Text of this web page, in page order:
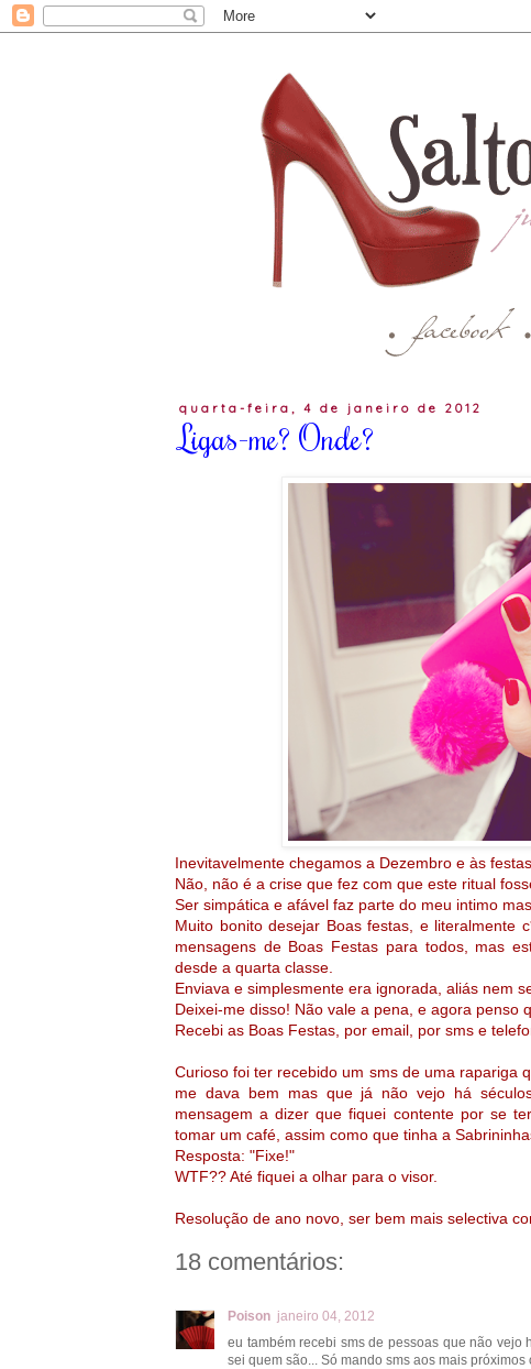
quarta-feira, 4 de janeiro de 2012
Ligas-me? Onde?
Inevitavelmente chegamos a Dezembro e às
Não, não é a crise que fez com que este ritual
Ser simpática e afável faz parte do meu intimo
Muito bonito desejar Boas festas, e literalmente
mensagens deBoas Festas para todos, mas
desde a quarta classe.
Enviava e simplesmente era ignorada, aliás nem
Deixei-me disso! Não vale a pena, e agora penso
Recebi as Boas Festas, por email, por sms e
Curioso foi ter recebido um sms de uma rapariga
me dava bem mas que já não vejo há
mensagem a dizer que fiquei contente por se
tomar um café, assim como que tinha a
Resposta: "Fixe!"
WTF?? Até fiquei a olhar para o visor.
Resolução de ano novo, ser bem mais selectiva
18 comentários:
Poison janeiro 04, 2012
eu também recebi sms de pessoas que não
sei quem são... Só mando sms aos mais